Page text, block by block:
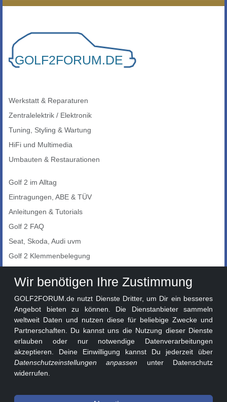
Werkstatt & Reparaturen
Zentralelektrik / Elektronik
Tuning, Styling & Wartung
HiFi und Multimedia
Umbauten & Restaurationen
Golf 2 im Alltag
Eintragungen, ABE & TÜV
Anleitungen & Tutorials
Golf 2 FAQ
Seat, Skoda, Audi uvm
Golf 2 Klemmenbelegung
Auto-Showroom
Golf 2 Lackcodes
Sonderversionen
Sonstige Marken
Wir benötigen Ihre Zustimmung
GOLF2FORUM.de nutzt Dienste Dritter, um Dir ein besseres
Angebot bieten zu können. Die Dienstanbieter sammeln
weltweit Daten und nutzen diese für beliebige Zwecke und
Partnerschaften. Du kannst uns die Nutzung dieser Dienste
erlauben oder nur notwendige Datenverarbeitungen
akzeptieren. Deine Einwilligung kannst Du jederzeit über
Datenschutzeinstellungen anpassen unter Datenschutz
widerrufen.